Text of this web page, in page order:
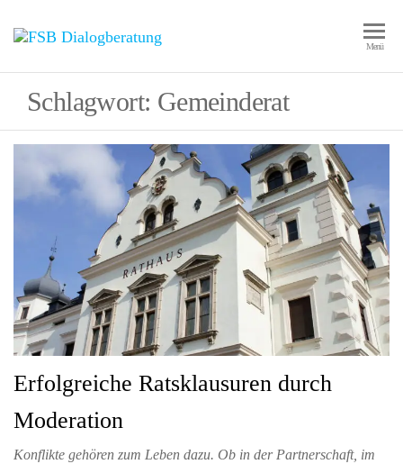
Dialogberatung
Changemanagement
Menü
Schlagwort: Gemeinderat
Erfolgreiche Ratsklausuren durch
Moderation
Konflikte gehören zum Leben dazu. Ob in der Partnerschaft, im